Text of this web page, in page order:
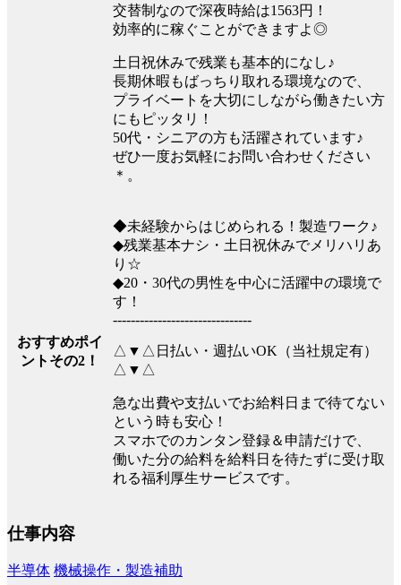
交替制なので深夜時給は1563円！
効率的に稼ぐことができますよ◎
土日祝休みで残業も基本的になし♪
長期休暇もばっちり取れる環境なので、
プライベートを大切にしながら働きたい方
にもピッタリ！
50代・シニアの方も活躍されています♪
ぜひ一度お気軽にお問い合わせください
＊。
おすすめポイ
ントその2！
◆未経験からはじめられる！製造ワーク♪
◆残業基本ナシ・土日祝休みでメリハリあ
り☆
◆20・30代の男性を中心に活躍中の環境で
す！
-------------------------------
△▼△日払い・週払いOK（当社規定有）
△▼△
急な出費や支払いでお給料日まで待てない
という時も安心！
スマホでのカンタン登録＆申請だけで、
働いた分の給料を給料日を待たずに受け取
れる福利厚生サービスです。
仕事内容
半導体 機械操作・製造補助